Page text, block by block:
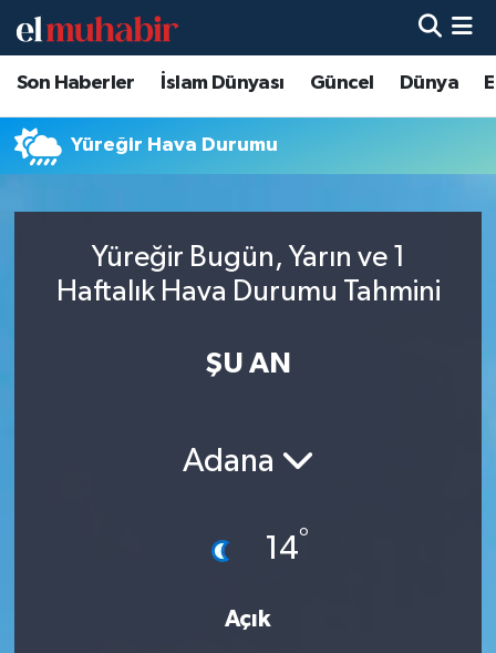
Son Haberler İslam Dünyası Güncel Dünya
Yüreğir Hava Durumu
Yüreğir Bugün, Yarın ve 1
Haftalık Hava Durumu Tahmini
ŞU AN
Adana
14°
Açık
Hava Durumu
Trafik Durumu
Tüm Manşetler